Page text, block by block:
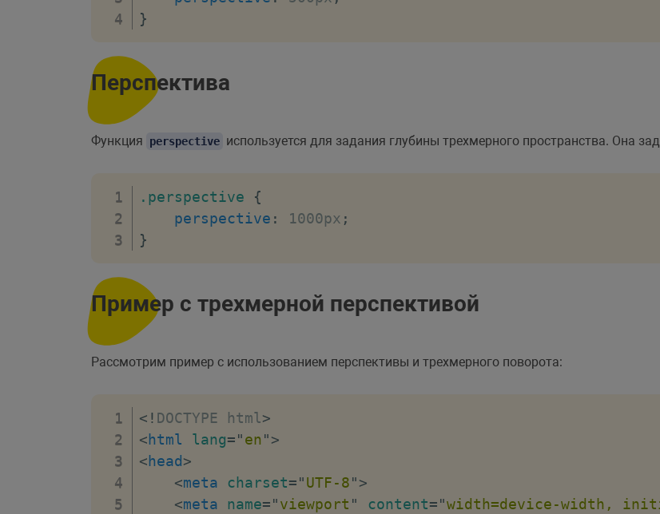
.skew
{
.combined
}
< body >
<div class= " box translate
<div class="box combined"></ div>
</
}
Перспектива
Функция perspective используется для задания глубины трехмерного пространства. Она
.perspective
{
perspective : 1000px ;
}
Пример с трехмерной перспективой
Рассмотрим пример с использованием перспективы и трехмерного поворота:
<! DOCTYPE html>
<html lang="en">
<head>
<meta charset="UTF-8">
<meta name="viewport " content="width=device-width,